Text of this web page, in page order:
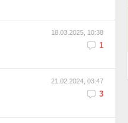
18.03.2025, 10:38
1
21.02.2024, 03:47
3